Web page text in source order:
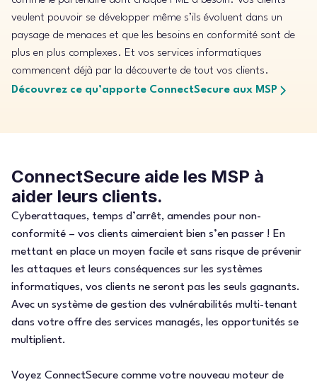
veulent pouvoir se développer même s’ils évoluent dans un
paysage de menaces et que les besoins en conformité sont de
plus en plus complexes. Et vos services informatiques
commencent déjà par la découverte de tout vos clients.
Découvrez ce qu’apporte ConnectSecure aux MSP
ConnectSecure aide les MSP à
aider leurs clients.
Cyberattaques, temps d’arrêt, amendes pour non-
conformité – vos clients aimeraient bien s’en passer ! En
mettant en place un moyen facile et sans risque de prévenir
les attaques et leurs conséquences sur les systèmes
informatiques, vos clients ne seront pas les seuls gagnants.
Avec un système de gestion des vulnérabilités multi-tenant
dans votre offre des services managés, les opportunités se
multiplient.
Voyez ConnectSecure comme votre nouveau moteur de